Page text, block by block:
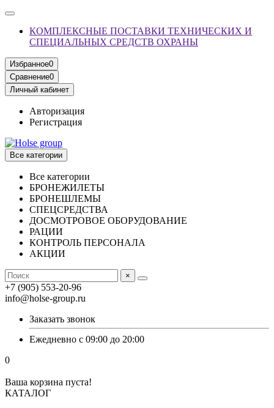
КОМПЛЕКСНЫЕ ПОСТАВКИ ТЕХНИЧЕСКИХ И
СПЕЦИАЛЬНЫХ СРЕДСТВ ОХРАНЫ
Избранное0
Сравнение0
Личный кабинет
Авторизация
Регистрация
Все категории
Все категории
БРОНЕЖИЛЕТЫ
БРОНЕШЛЕМЫ
СПЕЦСРЕДСТВА
ДОСМОТРОВОЕ ОБОРУДОВАНИЕ
РАЦИИ
КОНТРОЛЬ ПЕРСОНАЛА
АКЦИИ
×
+7 (905) 553-20-96
info@holse-group.ru
Заказать звонок
Ежедневно с 09:00 до 20:00
0
Ваша корзина пуста!
КАТАЛОГ